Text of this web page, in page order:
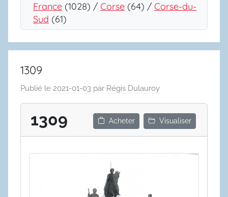
France (1028) / Corse (64) / Corse-du-
Sud (61)
1309
Publié le 2021-01-03 par Régis Dulauroy
1309 Acheter Visualiser